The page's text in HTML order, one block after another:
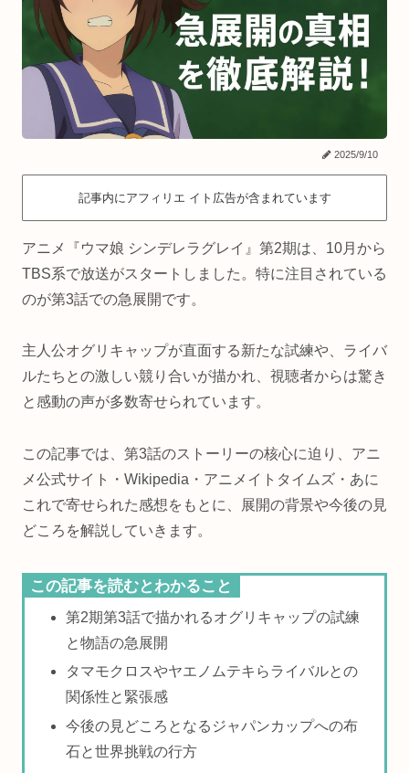
2025/9/10
記事内にアフィリエ イト広告が含まれています
アニメ『ウマ娘 シンデレラグレイ』第2期は、10月から
TBS系で放送がスタートしました。特に注目されている
のが第3話での急展開です。
主人公オグリキャップが直面する新たな試練や、ライバ
ルたちとの激しい競り合いが描かれ、視聴者からは驚き
と感動の声が多数寄せられています。
この記事では、第3話のストーリーの核心に迫り、アニ
メ公式サイト・Wikipedia・アニメイトタイムズ・あに
これで寄せられた感想をもとに、展開の背景や今後の見
どころを解説していきます。
この記事を読むとわかること
第2期第3話で描かれるオグリキャップの試練
と物語の急展開
タマモクロスやヤエノムテキらライバルとの
関係性と緊張感
今後の見どころとなるジャパンカップへの布
石と世界挑戦の行方